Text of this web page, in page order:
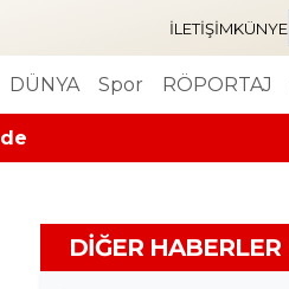
İLETIŞIMKÜNYE
DÜNYA Spor RÖPORTAJ
DIĞER HABERLER